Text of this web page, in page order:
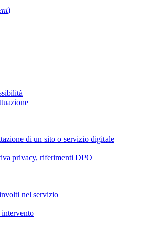
)
di un sito o servizio digitale
privacy, riferimenti DPO
nel servizio